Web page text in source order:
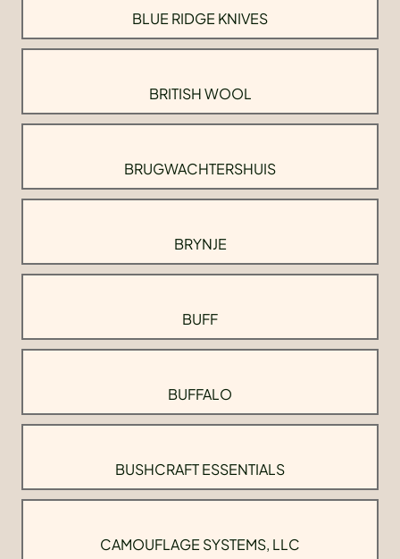
BLUE RIDGE KNIVES
BRITISH WOOL
BRUGWACHTERSHUIS
BRYNJE
BUFF
BUFFALO
BUSHCRAFT ESSENTIALS
CAMOUFLAGE SYSTEMS, LLC